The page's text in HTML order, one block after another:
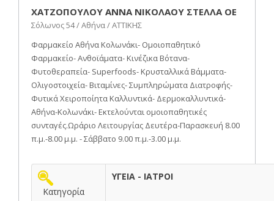
ΧΑΤΖΟΠΟΥΛΟΥ ΑΝΝΑ ΝΙΚΟΛΑΟΥ ΣΤΕΛΛΑ ΟΕ
Σόλωνος 54 / Αθήνα / ΑΤΤΙΚΗΣ
Φαρμακείο Αθήνα Κολωνάκι- Ομοιοπαθητικό
Φαρμακείο- Ανθοϊάματα- Κινέζικα Βότανα-
Φυτοθεραπεία- Superfoods- Κρυσταλλικά Βάμματα-
Ολιγοστοιχεία- Βιταμίνες- Συμπληρώματα Διατροφής-
Φυτικά Χειροποίητα Καλλυντικά- Δερμοκαλλυντικά-
Αθήνα-Κολωνάκι- Εκτελούνται ομοιοπαθητικές
συνταγές.Ωράριο Λειτουργίας Δευτέρα-Παρασκευή 8.00
π.μ.-8.00 μ.μ. - Σάββατο 9.00 π.μ.-3.00 μ.μ.
Κατηγορία
ΥΓΕΙΑ - ΙΑΤΡΟΙ